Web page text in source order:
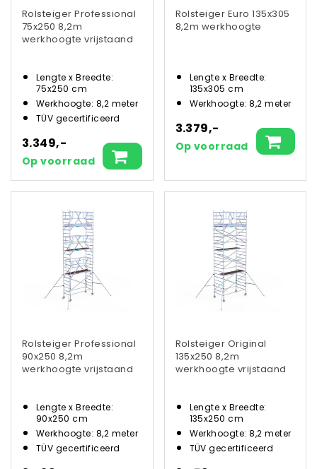
Rolsteiger Professional
75x250 8,2m
werkhoogte vrijstaand
Lengte x Breedte:
75x250 cm
Werkhoogte: 8,2 meter
TÜV gecertificeerd
3.349,-
Op voorraad
Rolsteiger Euro 135x305
8,2m werkhoogte
Lengte x Breedte:
135x305 cm
Werkhoogte: 8,2 meter
3.379,-
Op voorraad
Rolsteiger Professional
90x250 8,2m
werkhoogte vrijstaand
Lengte x Breedte:
90x250 cm
Werkhoogte: 8,2 meter
TÜV gecertificeerd
Rolsteiger Original
135x250 8,2m
werkhoogte vrijstaand
Lengte x Breedte:
135x250 cm
Werkhoogte: 8,2 meter
TÜV gecertificeerd